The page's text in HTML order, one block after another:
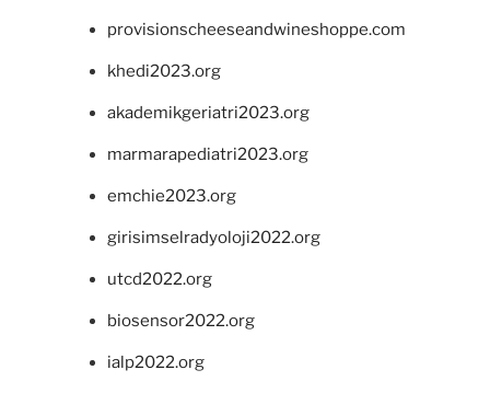
provisionscheeseandwineshoppe.com
khedi2023.org
akademikgeriatri2023.org
marmarapediatri2023.org
emchie2023.org
girisimselradyoloji2022.org
utcd2022.org
biosensor2022.org
ialp2022.org